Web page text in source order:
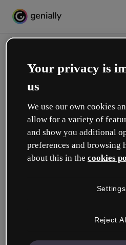
Crea il tuo
Quale opzione ti
Your privacy is
us
We use our own cookies
allow for a variety of
and show you additional
preferences and browsing
about this in the cookies
Settings
Reject